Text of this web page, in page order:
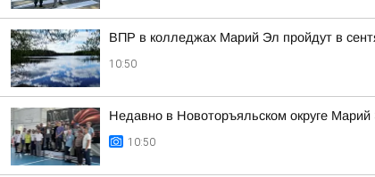
ВПР в колледжах Марий Эл пройдут в
10:50
Недавно в Новоторъяльском округе
10:50